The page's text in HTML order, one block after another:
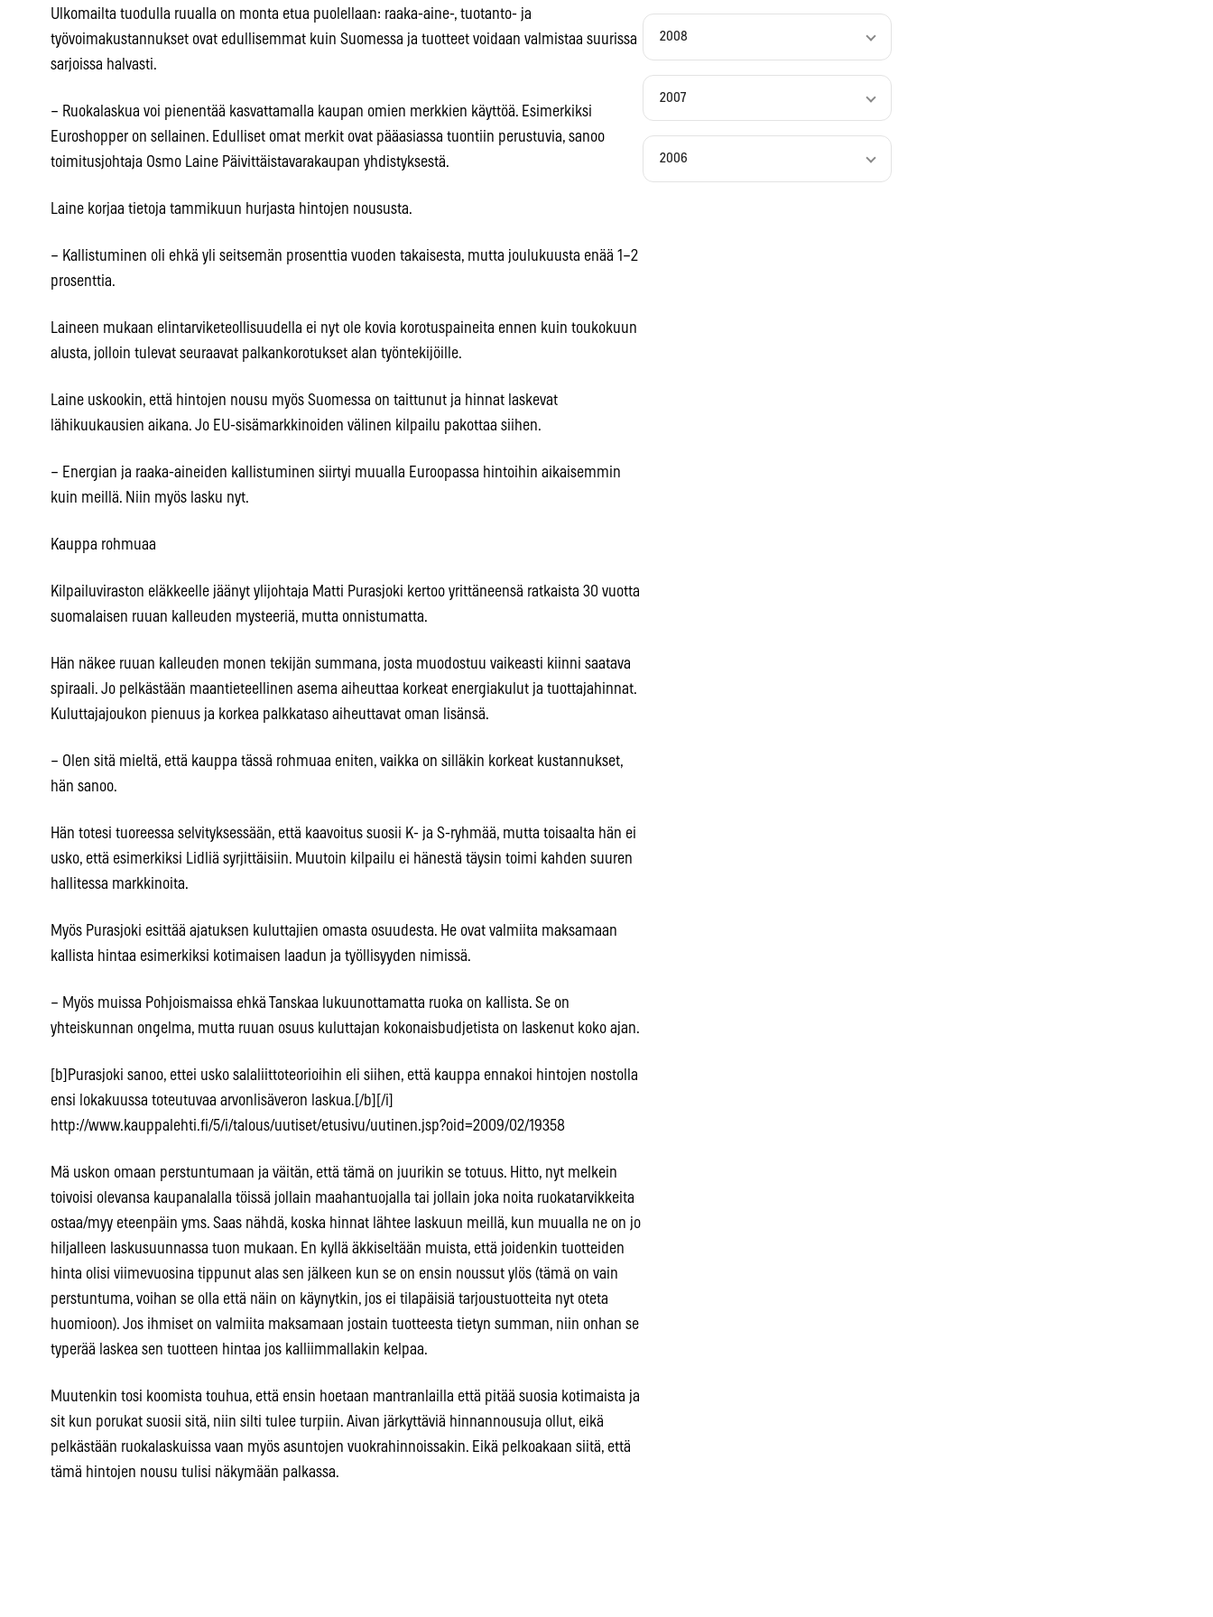
Ulkomailta tuodulla ruualla on monta etua puolellaan: raaka-aine-, tuotanto- ja
työvoimakustannukset ovat edullisemmat kuin Suomessa ja tuotteet voidaan valmistaa suurissa
sarjoissa halvasti.
– Ruokalaskua voi pienentää kasvattamalla kaupan omien merkkien käyttöä. Esimerkiksi
Euroshopper on sellainen. Edulliset omat merkit ovat pääasiassa tuontiin perustuvia, sanoo
toimitusjohtaja Osmo Laine Päivittäistavarakaupan yhdistyksestä.
Laine korjaa tietoja tammikuun hurjasta hintojen noususta.
– Kallistuminen oli ehkä yli seitsemän prosenttia vuoden takaisesta, mutta joulukuusta enää 1–2
prosenttia.
Laineen mukaan elintarviketeollisuudella ei nyt ole kovia korotuspaineita ennen kuin toukokuun
alusta, jolloin tulevat seuraavat palkankorotukset alan työntekijöille.
Laine uskookin, että hintojen nousu myös Suomessa on taittunut ja hinnat laskevat
lähikuukausien aikana. Jo EU-sisämarkkinoiden välinen kilpailu pakottaa siihen.
– Energian ja raaka-aineiden kallistuminen siirtyi muualla Euroopassa hintoihin aikaisemmin
kuin meillä. Niin myös lasku nyt.
Kauppa rohmuaa
Kilpailuviraston eläkkeelle jäänyt ylijohtaja Matti Purasjoki kertoo yrittäneensä ratkaista 30 vuotta
suomalaisen ruuan kalleuden mysteeriä, mutta onnistumatta.
Hän näkee ruuan kalleuden monen tekijän summana, josta muodostuu vaikeasti kiinni saatava
spiraali. Jo pelkästään maantieteellinen asema aiheuttaa korkeat energiakulut ja tuottajahinnat.
Kuluttajajoukon pienuus ja korkea palkkataso aiheuttavat oman lisänsä.
– Olen sitä mieltä, että kauppa tässä rohmuaa eniten, vaikka on silläkin korkeat kustannukset,
hän sanoo.
Hän totesi tuoreessa selvityksessään, että kaavoitus suosii K- ja S-ryhmää, mutta toisaalta hän ei
usko, että esimerkiksi Lidliä syrjittäisiin. Muutoin kilpailu ei hänestä täysin toimi kahden suuren
hallitessa markkinoita.
Myös Purasjoki esittää ajatuksen kuluttajien omasta osuudesta. He ovat valmiita maksamaan
kallista hintaa esimerkiksi kotimaisen laadun ja työllisyyden nimissä.
– Myös muissa Pohjoismaissa ehkä Tanskaa lukuunottamatta ruoka on kallista. Se on
yhteiskunnan ongelma, mutta ruuan osuus kuluttajan kokonaisbudjetista on laskenut koko ajan.
[b]Purasjoki sanoo, ettei usko salaliittoteorioihin eli siihen, että kauppa ennakoi hintojen nostolla
ensi lokakuussa toteutuvaa arvonlisäveron laskua.[/b][/i]
http://www.kauppalehti.fi/5/i/talous/uutiset/etusivu/uutinen.jsp?oid=2009/02/19358
Mä uskon omaan perstuntumaan ja väitän, että tämä on juurikin se totuus. Hitto, nyt melkein
toivoisi olevansa kaupanalalla töissä jollain maahantuojalla tai jollain joka noita ruokatarvikkeita
ostaa/myy eteenpäin yms. Saas nähdä, koska hinnat lähtee laskuun meillä, kun muualla ne on jo
hiljalleen laskusuunnassa tuon mukaan. En kyllä äkkiseltään muista, että joidenkin tuotteiden
hinta olisi viimevuosina tippunut alas sen jälkeen kun se on ensin noussut ylös (tämä on vain
perstuntuma, voihan se olla että näin on käynytkin, jos ei tilapäisiä tarjoustuotteita nyt oteta
huomioon). Jos ihmiset on valmiita maksamaan jostain tuotteesta tietyn summan, niin onhan se
typerää laskea sen tuotteen hintaa jos kalliimmallakin kelpaa.
Muutenkin tosi koomista touhua, että ensin hoetaan mantranlailla että pitää suosia kotimaista ja
sit kun porukat suosii sitä, niin silti tulee turpiin. Aivan järkyttäviä hinnannousuja ollut, eikä
pelkästään ruokalaskuissa vaan myös asuntojen vuokrahinnoissakin. Eikä pelkoakaan siitä, että
tämä hintojen nousu tulisi näkymään palkassa.
2008
2007
2006